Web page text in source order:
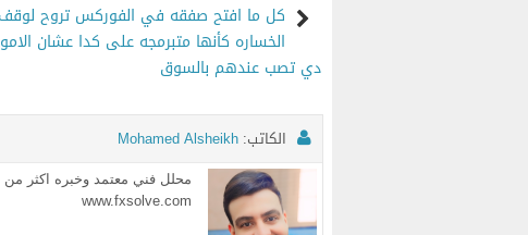
كل ما افتح صفقه في الفوركس تروح لوقف
الخساره كأنها متبرمجه على كدا عشان
دي تصب عندهم بالسوق
الكاتب: Mohamed Alsheikh
www.fxsolve.com